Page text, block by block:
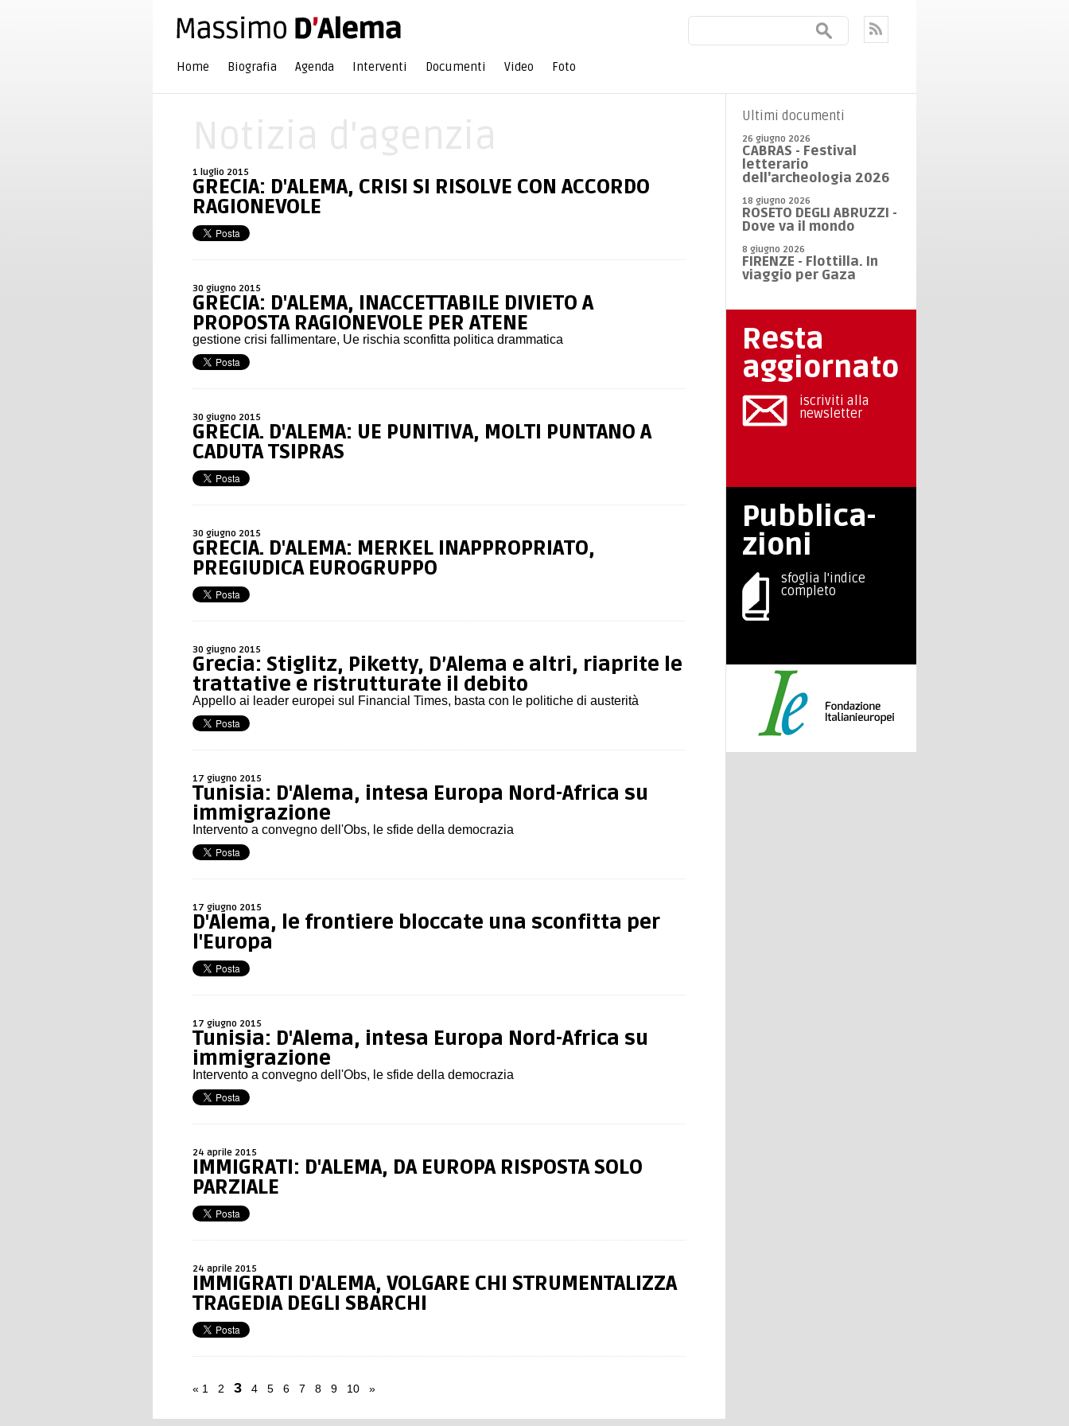
Home Biografia Agenda Interventi Documenti Video Foto
1 luglio 2015
GRECIA: D'ALEMA, CRISI SI RISOLVE CON ACCORDO
RAGIONEVOLE
30 giugno 2015
GRECIA: D'ALEMA, INACCETTABILE DIVIETO A
PROPOSTA RAGIONEVOLE PER ATENE
gestione crisi fallimentare, Ue rischia sconfitta politica drammatica
30 giugno 2015
GRECIA. D'ALEMA: UE PUNITIVA, MOLTI PUNTANO A
CADUTA TSIPRAS
30 giugno 2015
GRECIA. D'ALEMA: MERKEL INAPPROPRIATO,
PREGIUDICA EUROGRUPPO
30 giugno 2015
Grecia: Stiglitz, Piketty, D’Alema e altri, riaprite le
trattative e ristrutturate il debito
Appello ai leader europei sul Financial Times, basta con le politiche di austerità
17 giugno 2015
Tunisia: D'Alema, intesa Europa Nord-Africa su
immigrazione
Intervento a convegno dell'Obs, le sfide della democrazia
17 giugno 2015
D'Alema, le frontiere bloccate una sconfitta per
l'Europa
17 giugno 2015
Tunisia: D'Alema, intesa Europa Nord-Africa su
immigrazione
Intervento a convegno dell'Obs, le sfide della democrazia
24 aprile 2015
IMMIGRATI: D'ALEMA, DA EUROPA RISPOSTA SOLO
PARZIALE
24 aprile 2015
IMMIGRATI D'ALEMA, VOLGARE CHI STRUMENTALIZZA
TRAGEDIA DEGLI SBARCHI
« 1 2 3 4 5 6 7 8 9 10 »
Ultimi documenti
26 giugno 2026
CABRAS - Festival
letterario
dell'archeologia 2026
18 giugno 2026
ROSETO DEGLI ABRUZZI -
Dove va il mondo
8 giugno 2026
FIRENZE - Flottilla. In
viaggio per Gaza
Resta
aggiornato
iscriviti alla
newsletter
Pubblica-
zioni
sfoglia l'indice
completo